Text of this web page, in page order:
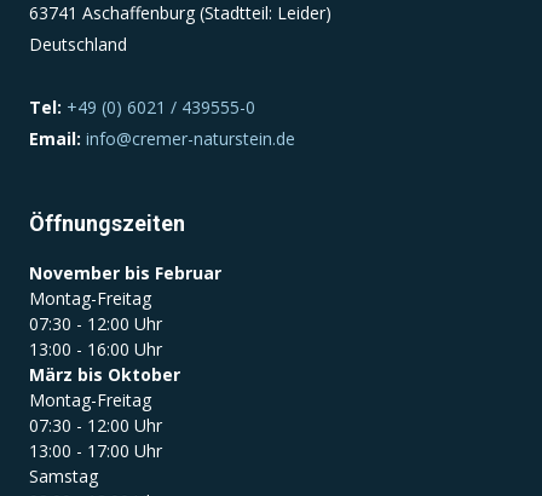
63741 Aschaffenburg (Stadtteil: Leider)
Deutschland
Tel: +49 (0) 6021 / 439555-0
Email: info@cremer-naturstein.de
Öffnungszeiten
November bis Februar
Montag-Freitag
07:30 - 12:00 Uhr
13:00 - 16:00 Uhr
März bis Oktober
Montag-Freitag
07:30 - 12:00 Uhr
13:00 - 17:00 Uhr
Samstag
1 Jahr